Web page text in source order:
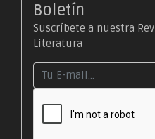
Boletín
Suscríbete a nuestra
Literatura